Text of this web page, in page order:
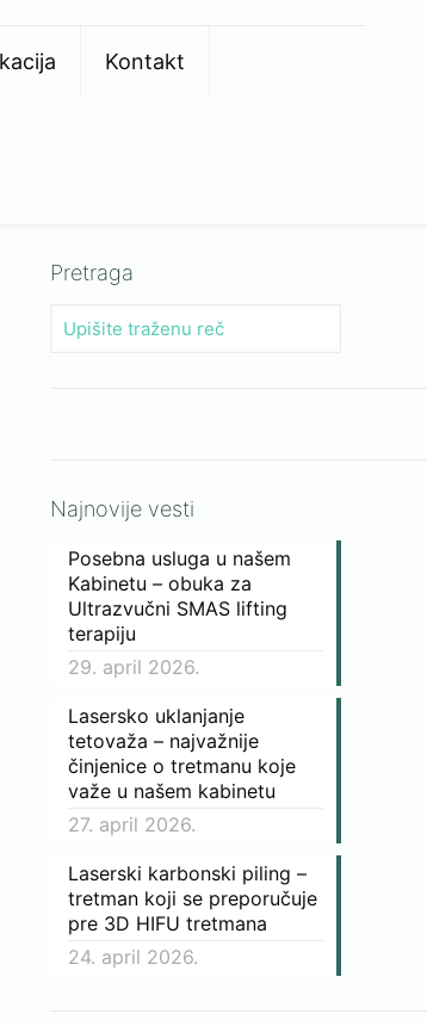
Kontakt
Pretraga
Najnovije vesti
Posebna usluga u našem
Kabinetu – obuka za
Ultrazvučni SMAS lifting
terapiju
29. april 2026.
Lasersko uklanjanje
tetovaža – najvažnije
činjenice o tretmanu koje
važe u našem kabinetu
27. april 2026.
Laserski karbonski piling –
tretman koji se preporučuje
pre 3D HIFU tretmana
24. april 2026.